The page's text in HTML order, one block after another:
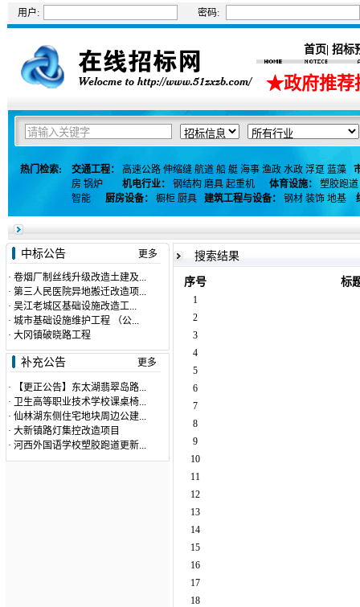
用户: 密码:
首页 招标
★政府推荐
热门检索: 交通工程： 高速公路 伸缩缝 航道 船 艇 海事 渔政 水政 浮趸 蓝藻
房 锅炉 机电行业： 钢结构 磨具 起重机 体育设施：
塑胶跑道
智能
厨房设备： 橱柜 厨具 建筑工程与设备： 钢材 装饰 地基
中标公告 更多
· 卷烟厂制丝线升级改造土建及...
· 第三人民医院异地搬迁改造项...
· 吴江老城区基础设施改造工...
· 城市基础设施维护工程 （公...
· 大冈镇破晓路工程
补充公告 更多
·
【更正公告】东太湖翡翠岛路...
·
卫生高等职业技术学校课桌椅...
· 仙林湖东侧住宅地块周边公建...
· 大新镇路灯集控改造项目
· 河西外国语学校塑胶跑道更新...
搜索结果
序号 标
1
2
3
4
5
6
7
8
9
10
11
12
13
14
15
16
17
18